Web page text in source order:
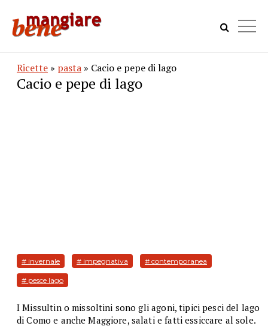
Ricette » pasta » Cacio e pepe di lago
Cacio e pepe di lago
# invernale # impegnativa # contemporanea
# pesce lago
I Missultin o missoltini sono gli agoni, tipici pesci del lago
di Como e anche Maggiore, salati e fatti essiccare al sole.